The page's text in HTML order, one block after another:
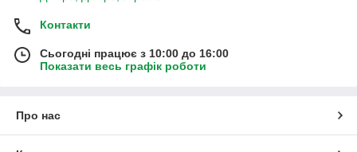
Контакти
Сьогодні працює з 10:00 до 16:00
Показати весь графік роботи
Про нас